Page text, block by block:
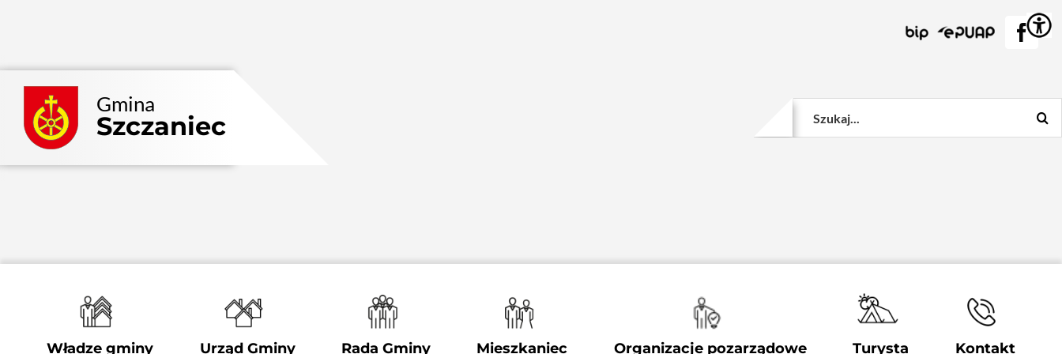
BIP EPUAP
Gmina
Szczaniec
Władze gminy Urząd Gminy Rada Gminy Mieszkaniec Organizacje pozarządowe Turysta Kontakt